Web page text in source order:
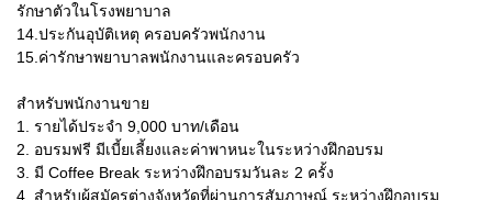
รักษาตัวในโรงพยาบาล
14.ประกันอุบัติเหตุ ครอบครัวพนักงาน
15.ค่ารักษาพยาบาลพนักงานและครอบครัว
สำหรับพนักงานขาย
1. รายได้ประจำ 9,000 บาท/เดือน
2. อบรมฟรี มีเบี้ยเลี้ยงและค่าพาหนะในระหว่างฝึกอบรม
3. มี Coffee Break ระหว่างฝึกอบรมวันละ 2 ครั้ง
4. สำหรับผู้สมัครต่างจังหวัดที่ผ่านการสัมภาษณ์ ระหว่างฝึกอบรม